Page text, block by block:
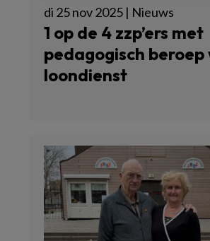
di 25 nov 2025 | Nieuws
1 op de 4 zzp’ers met
pedagogisch beroep
loondienst